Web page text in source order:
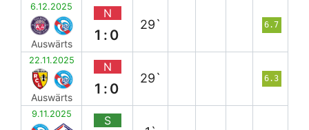
6.12.2025
Auswärts
N
1:0
29` 6.7
22.11.2025
Auswärts
N
1:0
29` 6.3
9.11.2025 S